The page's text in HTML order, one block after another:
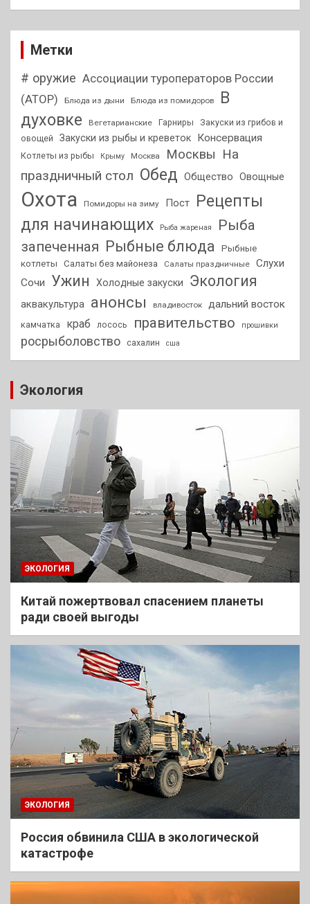
Метки
# оружие Ассоциации туроператоров России
(АТОР)
Блюда из дыни Блюда из помидоров
В
духовке
Вегетарианские Гарниры
Закуски из грибов и
овощей
Закуски из рыбы и креветок Консервация
Котлеты из рыбы Крыму Москва Москвы На
праздничный стол Обед Общество Овощные
Охота Помидоры на зиму Пост
Рецепты
для начинающих
Рыба жареная
Рыба
запеченная Рыбные блюда
Рыбные
котлеты
Салаты без майонеза Салаты праздничные
Слухи
Сочи
Ужин Холодные закуски Экология
аквакультура анонсы владивосток дальний восток
камчатка краб лосось правительство прошивки
росрыболовство сахалин сша
Экология
ЭКОЛОГИЯ
Китай пожертвовал спасением планеты
ради своей выгоды
ЭКОЛОГИЯ
Россия обвинила США в экологической
катастрофе